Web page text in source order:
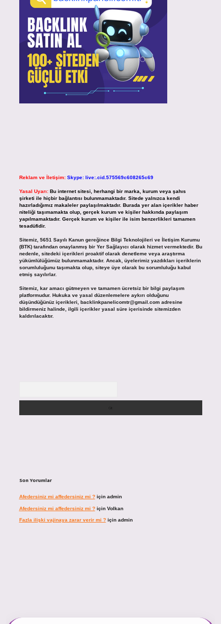
Reklam ve İletişim: Skype: live:.cid.575569c608265c69
Yasal Uyarı: Bu internet sitesi, herhangi bir marka, kurum veya şahıs
şirketi ile hiçbir bağlantısı bulunmamaktadır. Sitede yalnızca kendi
hazırladığımız makaleler paylaşılmaktadır. Burada yer alan içerikler haber
niteliği taşımamakta olup, gerçek kurum ve kişiler hakkında paylaşım
yapılmamaktadır. Gerçek kurum ve kişiler ile isim benzerlikleri tamamen
tesadüfidir.
Sitemiz, 5651 Sayılı Kanun gereğince Bilgi Teknolojileri ve İletişim Kurumu
(BTK) tarafından onaylanmış bir Yer Sağlayıcı olarak hizmet vermektedir. Bu
nedenle, sitedeki içerikleri proaktif olarak denetleme veya araştırma
yükümlülüğümüz bulunmamaktadır. Ancak, üyelerimiz yazdıkları içeriklerin
sorumluluğunu taşımakta olup, siteye üye olarak bu sorumluluğu kabul
etmiş sayılırlar.
Sitemiz, kar amacı gütmeyen ve tamamen ücretsiz bir bilgi paylaşım
platformudur. Hukuka ve yasal düzenlemelere aykırı olduğunu
düşündüğünüz içerikleri, backlinkpanelicomtr@gmail.comadresine
bildirmeniz halinde, ilgili içerikler yasal süre içerisinde sitemizden
kaldırılacaktır.
Son Yorumlar
Afedersiniz mi affedersiniz mi ?için admin
Afedersiniz mi affedersiniz mi ?için Volkan
Fazla ilişki vajinaya zarar verir mi ?için admin